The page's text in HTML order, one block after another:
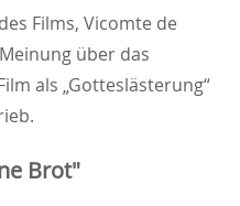
Films, Vicomte de
über das
als „Gotteslästerung“
Brot"